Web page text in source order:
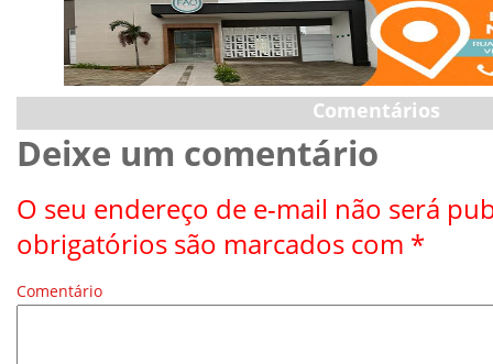
Comentários
Deixe um comentário
O seu endereço de e-mail não será
obrigatórios são marcados com *
Comentário